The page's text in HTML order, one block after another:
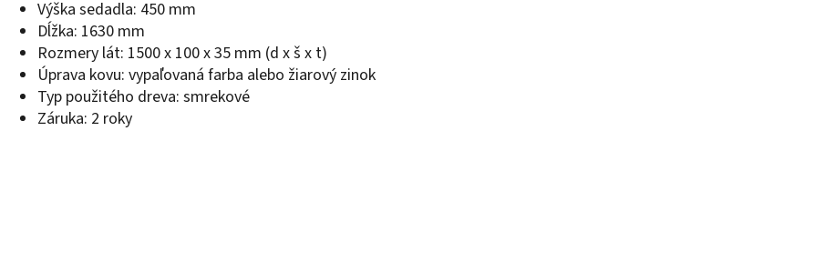
Výška sedadla: 450 mm
Dĺžka: 1630 mm
Rozmery lát: 1500 x 100 x 35 mm (d x š x t)
Úprava kovu: vypaľovaná farba alebo žiarový zinok
Typ použitého dreva: smrekové
Záruka: 2 roky